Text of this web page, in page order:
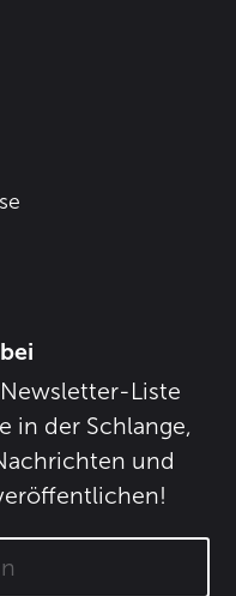
Liste
in der Schlange,
und